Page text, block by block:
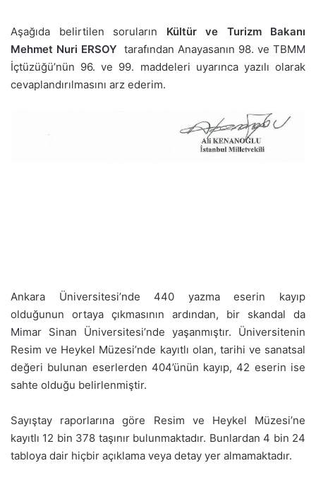
Aşağıda belirtilen soruların Kültür ve Turizm Bakanı
Mehmet Nuri ERSOY tarafından Anayasanın 98. ve TBMM
İçtüzüğü’nün 96. ve 99. maddeleri uyarınca yazılı olarak
cevaplandırılmasını arz ederim.
Ankara Üniversitesi’nde 440 yazma eserin kayıp
olduğunun ortaya çıkmasının ardından, bir skandal da
Mimar Sinan Üniversitesi’nde yaşanmıştır. Üniversitenin
Resim ve Heykel Müzesi’nde kayıtlı olan, tarihi ve sanatsal
değeri bulunan eserlerden 404’ünün kayıp, 42 eserin ise
sahte olduğu belirlenmiştir.
Sayıştay raporlarına göre Resim ve Heykel Müzesi’ne
kayıtlı 12 bin 378 taşınır bulunmaktadır. Bunlardan 4 bin 24
tabloya dair hiçbir açıklama veya detay yer almamaktadır.